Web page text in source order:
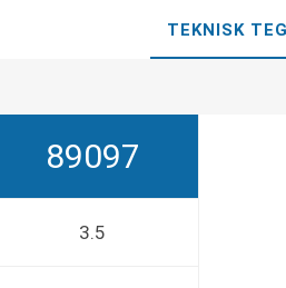
TEKNISK
89097
3.5